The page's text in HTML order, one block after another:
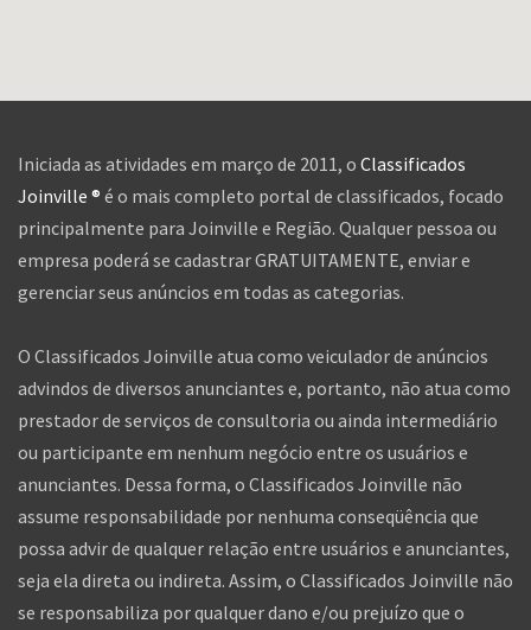
Iniciada as atividades em março de 2011, o Classificados
Joinville ® é o mais completo portal de classificados, focado
principalmente para Joinville e Região. Qualquer pessoa ou
empresa poderá se cadastrar GRATUITAMENTE, enviar e
gerenciar seus anúncios em todas as categorias.
O Classificados Joinville atua como veiculador de anúncios
advindos de diversos anunciantes e, portanto, não atua como
prestador de serviços de consultoria ou ainda intermediário
ou participante em nenhum negócio entre os usuários e
anunciantes. Dessa forma, o Classificados Joinville não
assume responsabilidade por nenhuma conseqüência que
possa advir de qualquer relação entre usuários e anunciantes,
seja ela direta ou indireta. Assim, o Classificados Joinville não
se responsabiliza por qualquer dano e/ou prejuízo que o